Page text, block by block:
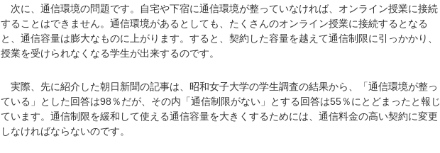
次に、通信環境の問題です。自宅や下宿に通信環境が整っていなければ、オンライン授業に接続
することはできません。通信環境があるとしても、たくさんのオンライン授業に接続するとなる
と、通信容量は膨大なものに上がります。すると、契約した容量を越えて通信制限に引っかかり、
授業を受けられなくなる学生が出来するのです。
実際、先に紹介した朝日新聞の記事は、昭和女子大学の学生調査の結果から、「通信環境が整っ
ている」とした回答は98％だが、その内「通信制限がない」とする回答は55％にとどまったと報じ
ています。通信制限を緩和して使える通信容量を大きくするためには、通信料金の高い契約に変更
しなければならないのです。